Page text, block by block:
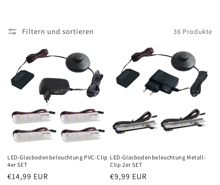
i
Filtern und sortieren 36 Produkte
LED-Glasbodenbeleuchtung PVC-Clip
4er SET
Normaler
€14,99 EUR
LED-Glasbodenbeleuchtung Metall-
Clip 2er SET
Normaler
€9,99 EUR